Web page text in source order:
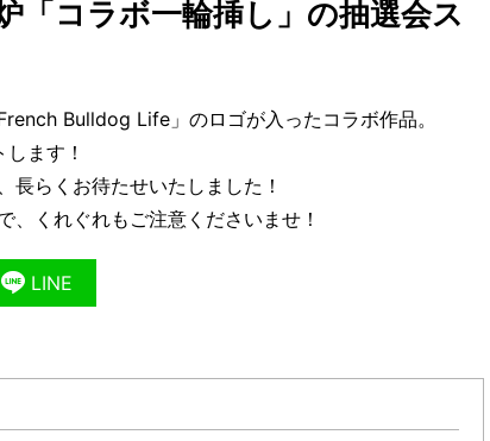
「コラボ一輪挿し」の抽選会ス
Bulldog Life」のロゴが入ったコラボ作品。
ます！
長らくお待たせいたしました！
、くれぐれもご注意くださいませ！
LINE